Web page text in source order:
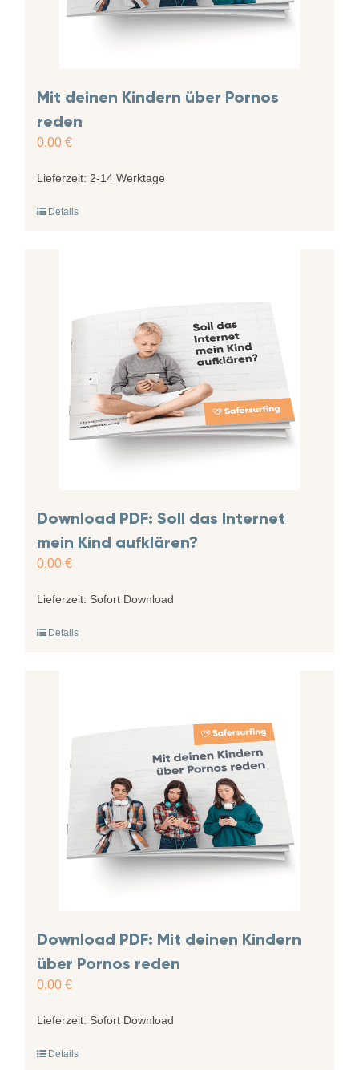
Mit deinen Kindern über Pornos
reden
0,00 €
Lieferzeit: 2-14 Werktage
Details
Download PDF: Soll das Internet
mein Kind aufklären?
0,00 €
Lieferzeit: Sofort Download
Details
Download PDF: Mit deinen Kindern
über Pornos reden
0,00 €
Lieferzeit: Sofort Download
Details